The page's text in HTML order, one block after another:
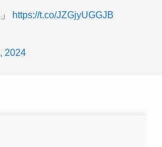
https://t.co/JZGjyUGGJB
2024